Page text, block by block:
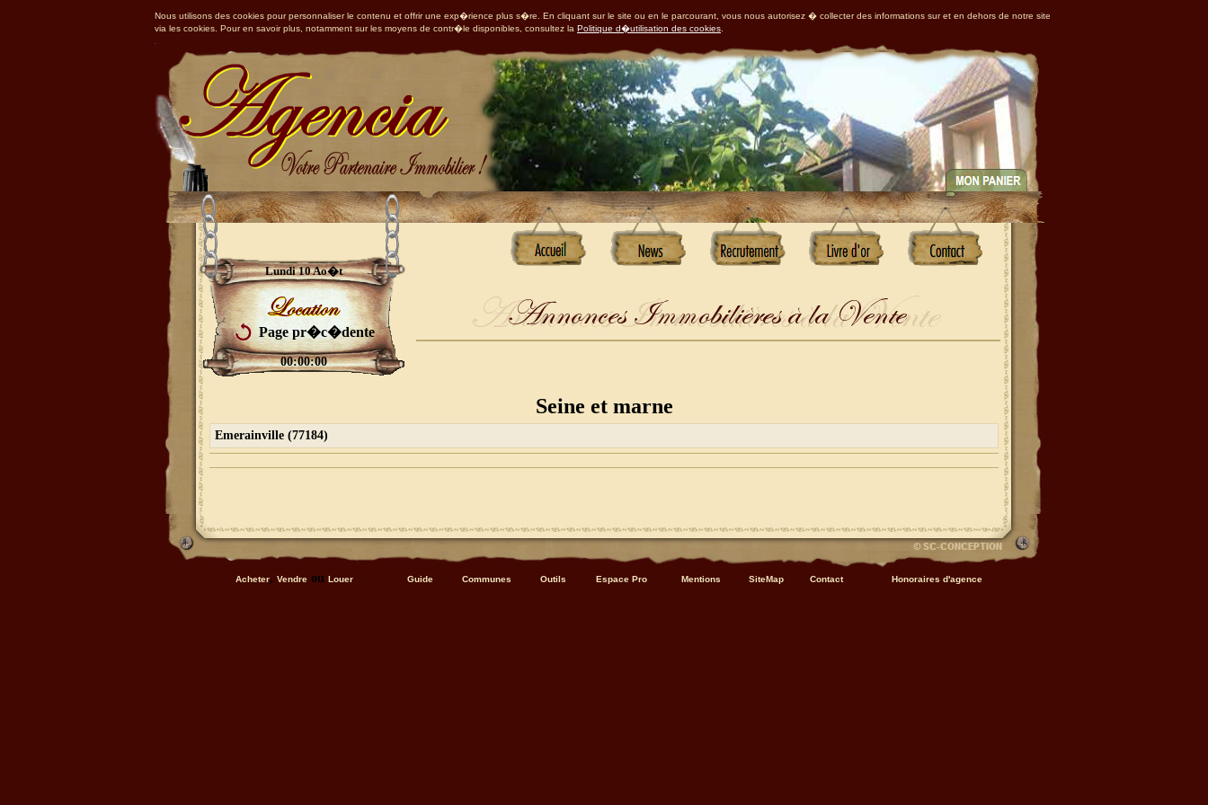
Nous utilisons des cookies pour personnaliser le contenu et offrir une exp�rience plus s�re. En cliquant sur le site ou en le parcourant, vous nous autorisez � collecter des informations sur et en dehors de notre site
via les cookies. Pour en savoir plus, notamment sur les moyens de contr�le disponibles, consultez la Politique d�utilisation des cookies
Lundi 10 Ao�t
Page pr�c�dente
00:00:00
Seine et marne
Emerainville (77184)
Acheter, Vendreou Louer Guide Communes Outils Espace Pro Mentions SiteMap Contact Honoraires d'agence